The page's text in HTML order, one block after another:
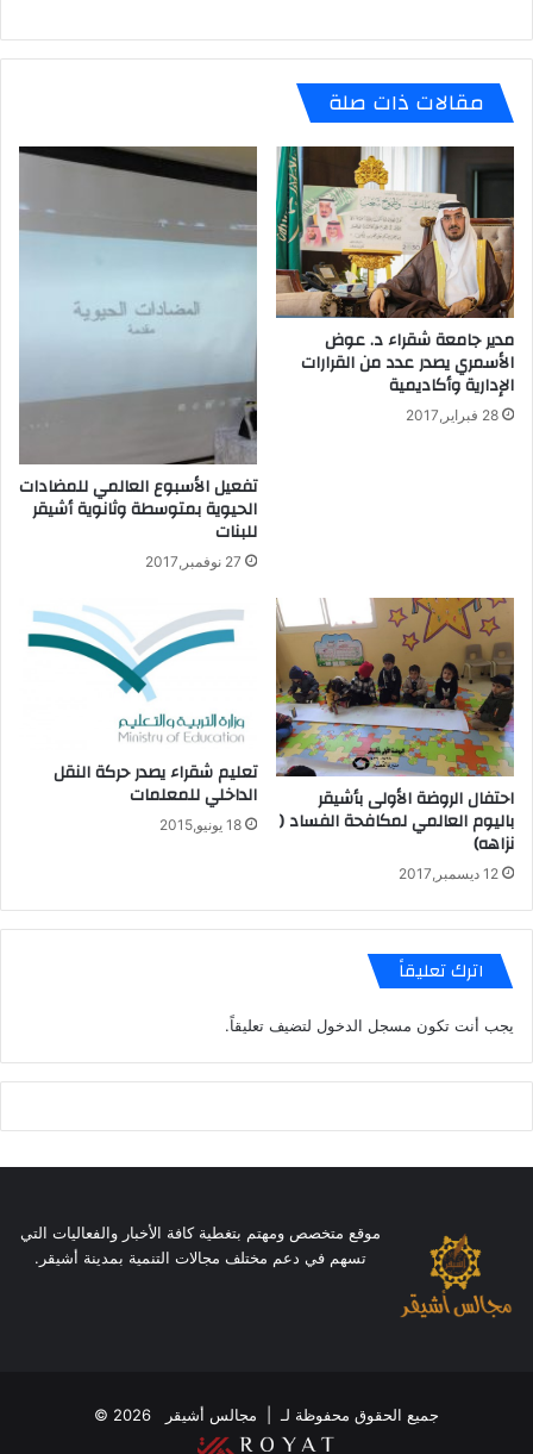
at
s
A
p
p
e
gr
a
m
ar
e
مقالات ذات صلة
مدير جامعة شقراء د. عوض
الأسمري يصدر عدد من القرارات
الإدارية وأكاديمية
28 فبراير,2017
تفعيل الأسبوع العالمي للمضادات
الحيوية بمتوسطة وثانوية أشيقر
للبنات
27 نوفمبر,2017
‬احتفال الروضة الأولى بأشيقر
باليوم العالمي لمكافحة الفساد (
نزاهه)
12 ديسمبر,2017
تعليم شقراء يصدر حركة النقل
الداخلي للمعلمات
18 يونيو,2015
اترك تعليقاً
يجب أنت تكون مسجل الدخول لتضيف تعليقاً.
موقع متخصص ومهتم بتغطية كافة الأخبار والفعاليات التي
تسهم في دعم مختلف مجالات التنمية بمدينة أشيقر.
جميع الحقوق محفوظة لـ | مجالس أشيقر